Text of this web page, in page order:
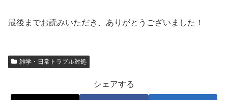
最後までお読みいただき、ありがとうございました！
雑学・日常トラブル対処
シェアする